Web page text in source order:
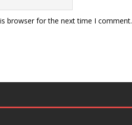
browser for the next time I comment.